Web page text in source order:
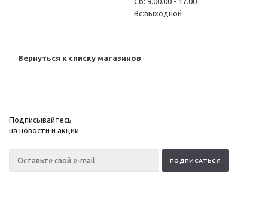
Вс:выходной
Вернуться к списку магазинов
Подписывайтесь
на новости и акции